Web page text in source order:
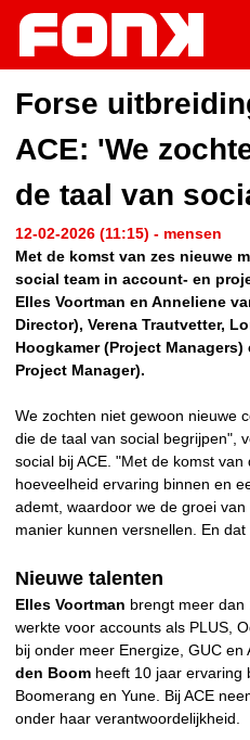
Forse
ACE: 'We
de taal van
12-02-2026 (11:15) - mensen
Met de komst van zes nieuwe
social team in account- en
Elles Voortman en Anneliene
Director), Verena Trautvetter,
Hoogkamer (Project
Project Manager).
We zochten niet gewoon nieuwe
die de taal van social begrijpen",
social bij ACE. "Met de komst
hoeveelheid ervaring binnen en
ademt, waardoor we de groei
manier kunnen versnellen. En
Nieuwe talenten
Elles Voortman brengt meer dan
werkte voor accounts als PLUS,
bij onder meer Energize, GUC en
den Boom heeft 10 jaar ervaring
Boomerang en Yune. Bij ACE
onder haar verantwoordelijkheid.